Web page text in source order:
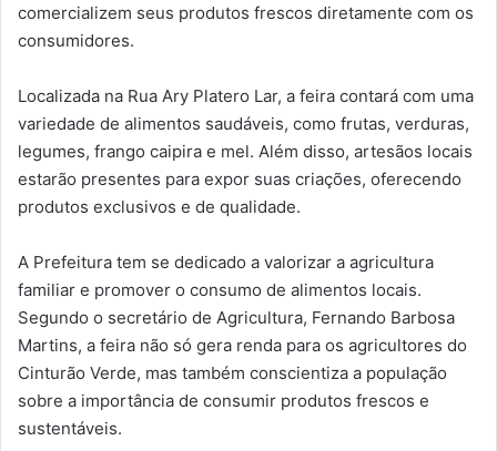
comercializem seus produtos frescos diretamente com os
consumidores.
Localizada na Rua Ary Platero Lar, a feira contará com uma
variedade de alimentos saudáveis, como frutas, verduras,
legumes, frango caipira e mel. Além disso, artesãos locais
estarão presentes para expor suas criações, oferecendo
produtos exclusivos e de qualidade.
A Prefeitura tem se dedicado a valorizar a agricultura
familiar e promover o consumo de alimentos locais.
Segundo o secretário de Agricultura, Fernando Barbosa
Martins, a feira não só gera renda para os agricultores do
Cinturão Verde, mas também conscientiza a população
sobre a importância de consumir produtos frescos e
sustentáveis.